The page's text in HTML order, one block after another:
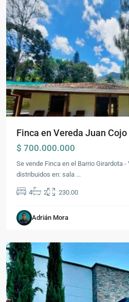
Finca en Vereda Juan
$ 700.000.000
Se vende Finca en el Barrio Girardota
distribuidos en: sala ...
4 2 230.00
Adrián Mora
Carmen
de